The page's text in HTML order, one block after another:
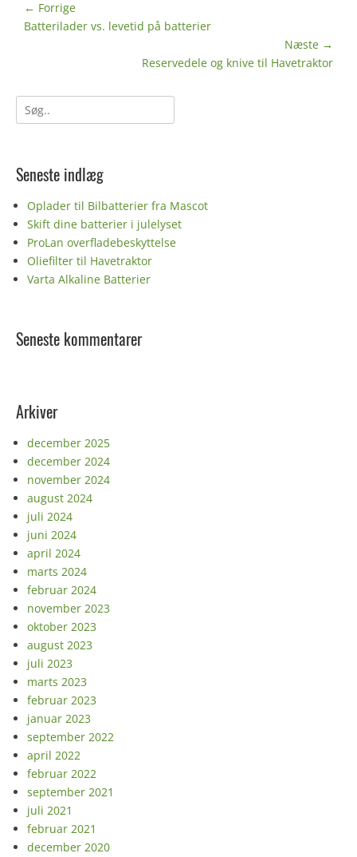
Indlægsnavigation
← Forrige
Forrige
Batterilader vs. levetid på batterier
Næste →
Reservedele og knive til Havetraktor
Søg
efter:
Seneste indlæg
Oplader til Bilbatterier fra Mascot
Skift dine batterier i julelyset
ProLan overfladebeskyttelse
Oliefilter til Havetraktor
Varta Alkaline Batterier
Seneste kommentarer
Arkiver
december 2025
december 2024
november 2024
august 2024
juli 2024
juni 2024
april 2024
marts 2024
februar 2024
november 2023
oktober 2023
august 2023
juli 2023
marts 2023
februar 2023
januar 2023
september 2022
april 2022
februar 2022
september 2021
juli 2021
februar 2021
december 2020